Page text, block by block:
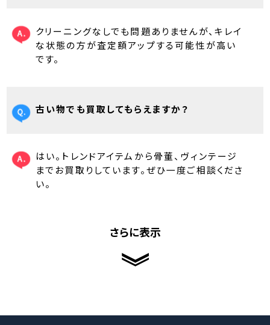
クリーニングなしでも問題ありませんが、キレイ
な状態の方が査定額アップする可能性が高い
です。
古い物でも買取してもらえますか？
はい。トレンドアイテムから骨董、ヴィンテージ
までお買取りしています。ぜひ一度ご相談くださ
い。
さらに表示